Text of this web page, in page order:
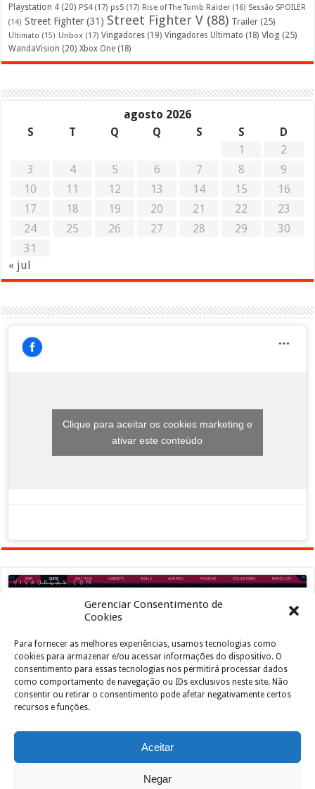
Gerenciar Consentimento de
Cookies
Para fornecer as melhores experiências, usamos tecnologias como
cookies para armazenar e/ou acessar informações do dispositivo. O
consentimento para essas tecnologias nos permitirá processar dados
como comportamento de navegação ou IDs exclusivos neste site. Não
consentir ou retirar o consentimento pode afetar negativamente certos
recursos e funções.
Aceitar
Negar
Playstation 4 (20) PS4(17) ps5 (17) Rise of The Tomb Raider (16) Sessão SPOILER
(14) Street Fighter (31) Street Fighter V (88) Trailer (25)
Ultimato (15) Unbox (17) Vingadores (19) Vingadores Ultimato (18) Vlog (25)
WandaVision (20) Xbox One (18)
agosto 2026
S
T Q Q S S
D
1
2
3
4 5 6 7 8
9
10
11 12 13 14 15
16
17
18 19 20 21 22
23
24
25 26 27 28 29
30
31
« jul
Clique para aceitar os cookies marketing e
ativar este conteúdo
Clique para aceitar os cookies marketing e
ativar este conteúdo